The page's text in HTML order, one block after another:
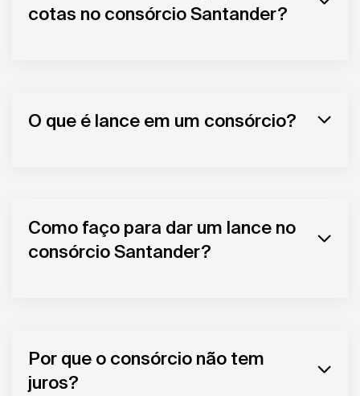
cotas no consórcio Santander?
O que é lance em um consórcio?
Como faço para dar um lance no
consórcio Santander?
Por que o consórcio não tem
juros?